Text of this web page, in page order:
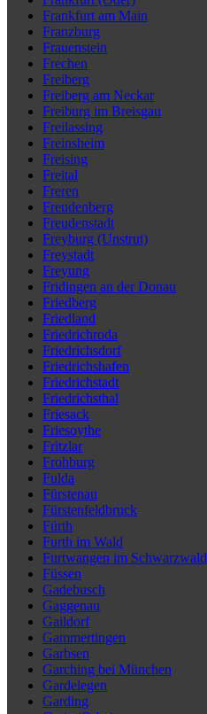
Frankfurt am Main
Franzburg
Frauenstein
Frechen
Freiberg
Freiberg am Neckar
Freiburg im Breisgau
Freilassing
Freinsheim
Freising
Freital
Freren
Freudenberg
Freudenstadt
Freyburg (Unstrut)
Freystadt
Freyung
Fridingen an der Donau
Friedberg
Friedland
Friedrichroda
Friedrichsdorf
Friedrichshafen
Friedrichstadt
Friedrichsthal
Friesack
Friesoythe
Fritzlar
Frohburg
Fulda
Fürstenau
Fürstenfeldbruck
Fürth
Furth im Wald
Furtwangen im Schwarzwald
Füssen
Gadebusch
Gaggenau
Gaildorf
Gammertingen
Garbsen
Garching bei München
Gardelegen
Garding